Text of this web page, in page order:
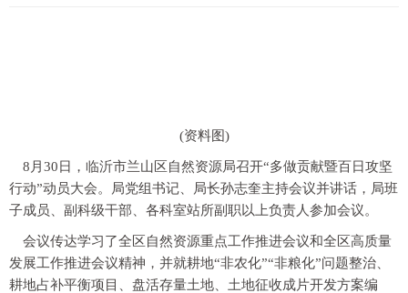
(资料图)
8月30日，临沂市兰山区自然资源局召开“多做贡献暨百日攻坚
行动”动员大会。局党组书记、局长孙志奎主持会议并讲话，局班
子成员、副科级干部、各科室站所副职以上负责人参加会议。
会议传达学习了全区自然资源重点工作推进会议和全区高质量
发展工作推进会议精神，并就耕地“非农化”“非粮化”问题整治、
耕地占补平衡项目、盘活存量土地、土地征收成片开发方案编